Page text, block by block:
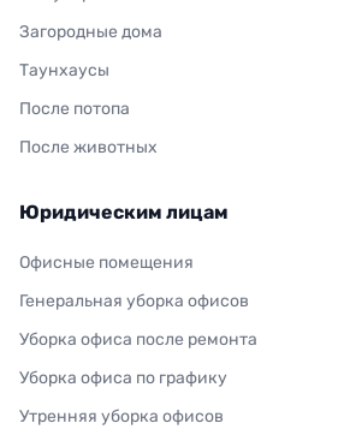
Загородные дома
Таунхаусы
После потопа
После животных
Юридическим лицам
Офисные помещения
Генеральная уборка офисов
Уборка офиса после ремонта
Уборка офиса по графику
Утренняя уборка офисов